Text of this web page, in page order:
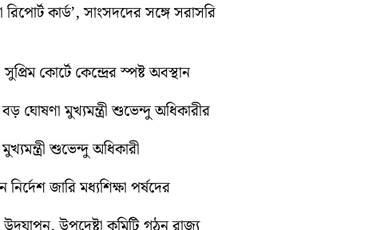
কার্ড’, সাংসদদের সঙ্গে সরাসরি
কোর্টে কেন্দ্রের স্পষ্ট অবস্থান
ঘোষণা মুখ্যমন্ত্রী শুভেন্দু অধিকারীর
শুভেন্দু অধিকারী
জারি মধ্যশিক্ষা পর্ষদের